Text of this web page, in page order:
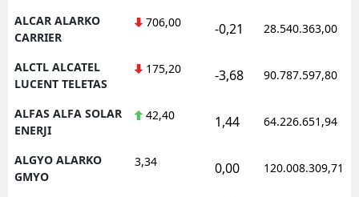
ALCAR ALARKO
CARRIER
706,00 -0,21 28.540.363,00
ALCTL ALCATEL
LUCENT TELETAS
175,20 -3,68 90.787.597,80
ALFAS ALFA SOLAR
ENERJI
42,40 1,44 64.226.651,94
ALGYO ALARKO
GMYO
3,34 0,00 120.008.309,71